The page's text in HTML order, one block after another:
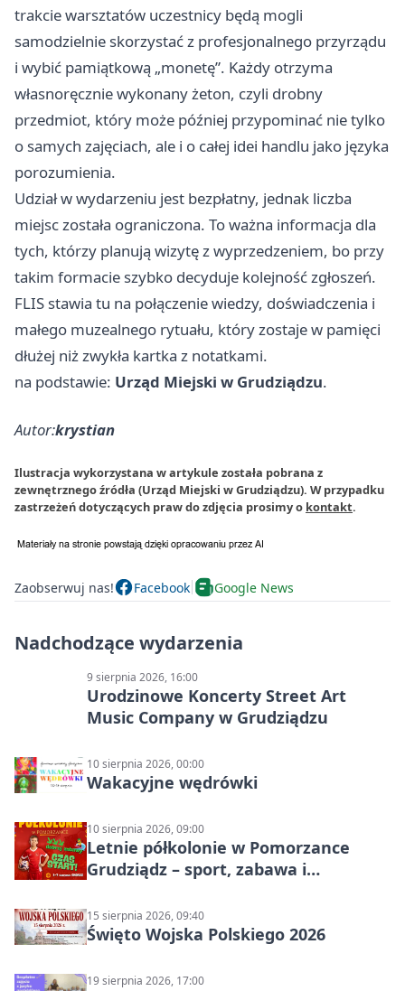
trakcie warsztatów uczestnicy będą mogli
samodzielnie skorzystać z profesjonalnego przyrządu
i wybić pamiątkową „monetę”. Każdy otrzyma
własnoręcznie wykonany żeton, czyli drobny
przedmiot, który może później przypominać nie tylko
o samych zajęciach, ale i o całej idei handlu jako języka
porozumienia.
Udział w wydarzeniu jest bezpłatny, jednak liczba
miejsc została ograniczona. To ważna informacja dla
tych, którzy planują wizytę z wyprzedzeniem, bo przy
takim formacie szybko decyduje kolejność zgłoszeń.
FLIS stawia tu na połączenie wiedzy, doświadczenia i
małego muzealnego rytuału, który zostaje w pamięci
dłużej niż zwykła kartka z notatkami.
na podstawie: Urząd Miejski w Grudziądzu.
Autor:krystian
Ilustracja wykorzystana w artykule została pobrana z
zewnętrznego źródła (Urząd Miejski w Grudziądzu). W przypadku
zastrzeżeń dotyczących praw do zdjęcia prosimy o kontakt.
Zaobserwuj nas! Facebook Google News
Nadchodzące wydarzenia
9 sierpnia 2026, 16:00
Urodzinowe Koncerty Street Art
Music Company w Grudziądzu
10 sierpnia 2026, 00:00
Wakacyjne wędrówki
10 sierpnia 2026, 09:00
Letnie półkolonie w Pomorzance
Grudziądz – sport, zabawa i
15 sierpnia 2026, 09:40
Święto Wojska Polskiego 2026
19 sierpnia 2026, 17:00